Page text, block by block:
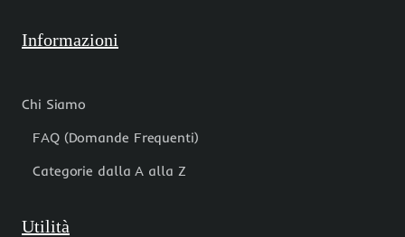
Informazioni
Chi Siamo
FAQ (Domande Frequenti)
Categorie dalla A alla Z
Utilità